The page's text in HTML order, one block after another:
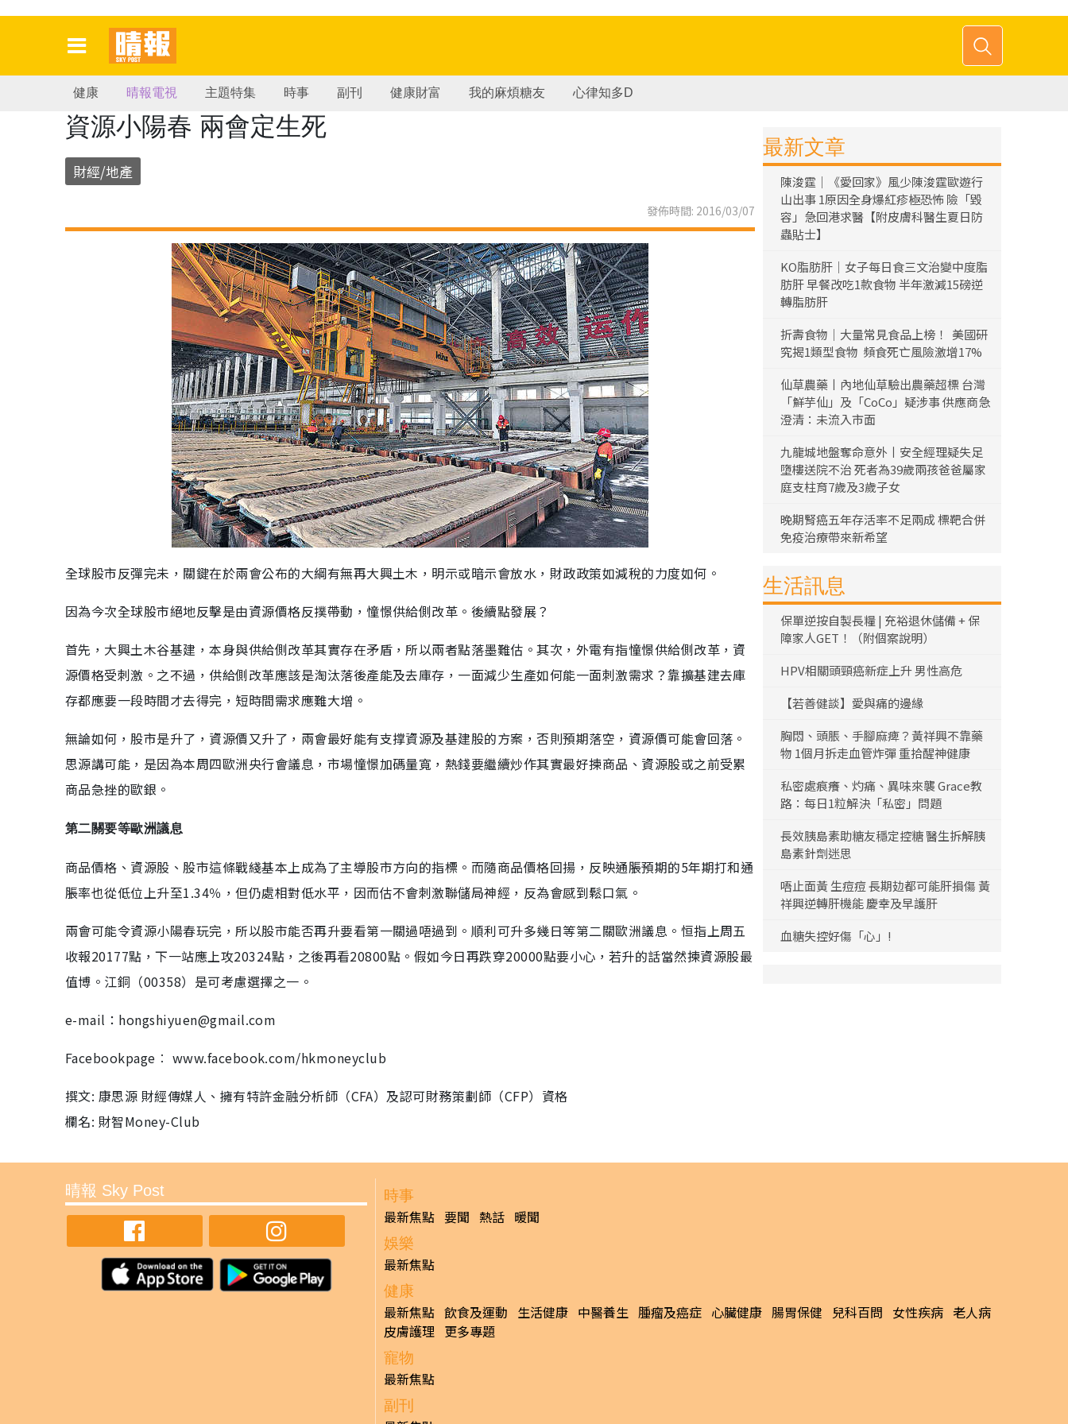
健康 晴報電視 主題特集 時事 副刊 健康財富 我的麻煩糖友 心律知多D
資源小陽春 兩會定生死
財經/地產
發佈時間: 2016/03/07
全球股市反彈完未，關鍵在於兩會公布的大綱有無再大興土木，明示或暗示會放水，財政政策如減稅的力度如何。
因為今次全球股市絕地反擊是由資源價格反撲帶動，憧憬供給側改革。後續點發展？
首先，大興土木谷基建，本身與供給側改革其實存在矛盾，所以兩者點落墨難估。其次，外電有指憧憬供給側改革，資
源價格受刺激。之不過，供給側改革應該是淘汰落後產能及去庫存，一面減少生產如何能一面刺激需求？靠擴基建去庫
存都應要一段時間才去得完，短時間需求應難大增。
無論如何，股市是升了，資源價又升了，兩會最好能有支撑資源及基建股的方案，否則預期落空，資源價可能會回落。
思源講可能，是因為本周四歐洲央行會議息，市場憧憬加碼量寬，熱錢要繼續炒作其實最好揀商品、資源股或之前受累
商品急挫的歐銀。
第二關要等歐洲議息
商品價格、資源股、股市這條戰綫基本上成為了主導股市方向的指標。而隨商品價格回揚，反映通脹預期的5年期打和通
脹率也從低位上升至1.34％，但仍處相對低水平，因而估不會刺激聯儲局神經，反為會感到鬆口氣。
兩會可能令資源小陽春玩完，所以股市能否再升要看第一關過唔過到。順利可升多幾日等第二關歐洲議息。恒指上周五
收報20177點，下一站應上攻20324點，之後再看20800點。假如今日再跌穿20000點要小心，若升的話當然揀資源股最
值博。江銅（00358）是可考慮選擇之一。
e-mail：hongshiyuen@gmail.com
Facebookpage︰ www.facebook.com/hkmoneyclub
撰文: 康思源 財經傳媒人、擁有特許金融分析師（CFA）及認可財務策劃師（CFP）資格
欄名: 財智Money-Club
最新文章
陳浚霆｜《愛回家》風少陳浚霆歐遊行
山出事 1原因全身爆紅疹極恐怖 險「毀
容」急回港求醫【附皮膚科醫生夏日防
蟲貼士】
KO脂肪肝｜女子每日食三文治變中度脂
肪肝 早餐改吃1款食物 半年激減15磅逆
轉脂肪肝
折壽食物｜大量常見食品上榜！ 美國研
究揭1類型食物 頻食死亡風險激增17%
仙草農藥丨內地仙草驗出農藥超標 台灣
「鮮芋仙」及「CoCo」疑涉事 供應商急
澄清：未流入市面
九龍城地盤奪命意外丨安全經理疑失足
墮樓送院不治 死者為39歲兩孩爸爸屬家
庭支柱育7歲及3歲子女
晚期腎癌五年存活率不足兩成 標靶合併
免疫治療帶來新希望
生活訊息
保單逆按自製長糧 | 充裕退休儲備 + 保
障家人GET！（附個案說明）
HPV相關頭頸癌新症上升 男性高危
【若善健談】愛與痛的邊緣
胸悶、頭脹、手腳麻痺？黃祥興不靠藥
物 1個月拆走血管炸彈 重拾醒神健康
私密處痕癢、灼痛、異味來襲 Grace教
路：每日1粒解決「私密」問題
長效胰島素助糖友穩定控糖 醫生拆解胰
島素針劑迷思
唔止面黃 生痘痘 長期攰都可能肝損傷 黃
祥興逆轉肝機能 慶幸及早護肝
血糖失控好傷「心」!
晴報 Sky Post 時事
最新焦點 要聞 熱話 暖聞
娛樂
最新焦點
健康
最新焦點 飲食及運動 生活健康 中醫養生 腫瘤及癌症 心臟健康 腸胃保健 兒科百問 女性疾病 老人病
皮膚護理 更多專題
寵物
最新焦點
副刊